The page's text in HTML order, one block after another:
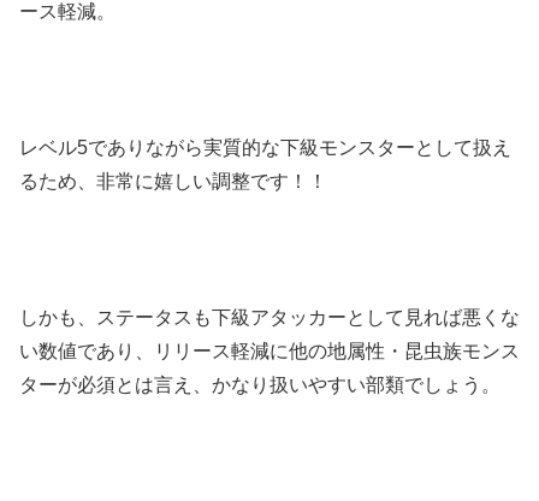
ース軽減。
レベル5でありながら実質的な下級モンスターとして扱え
るため、非常に嬉しい調整です！！
しかも、ステータスも下級アタッカーとして見れば悪くな
い数値であり、リリース軽減に他の地属性・昆虫族モンス
ターが必須とは言え、かなり扱いやすい部類でしょう。